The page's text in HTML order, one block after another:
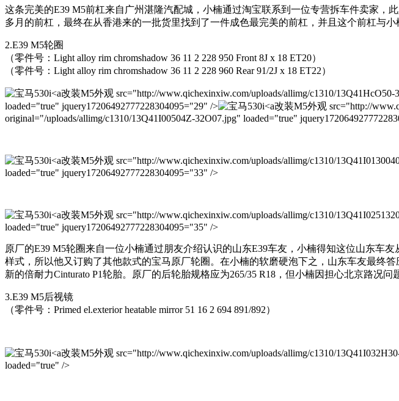
这条完美的E39 M5前杠来自广州湛隆汽配城，小楠通过淘宝联系到一位专营拆车件卖家
多月的前杠，最终在从香港来的一批货里找到了一件成色最完美的前杠，并且这个前杠与
2.E39 M5轮圈
（零件号：Light alloy rim chromshadow 36 11 2 228 950 Front 8J x 18 ET20）
（零件号：Light alloy rim chromshadow 36 11 2 228 960 Rear 91/2J x 18 ET22）
改装M5外观 src="http://www.qichexinxiw.com/uploads/allimg/c1310/
loaded="true" jquery17206492777228304095="29" />
改装M5外观 src="http://
original="/uploads/allimg/c1310/13Q41I00504Z-32O07.jpg" loaded="true"
改装M5外观 src="http://www.qichexinxiw.com/uploads/allimg/c1310/
loaded="true" jquery17206492777228304095="33" />
改装M5外观 src="http://www.qichexinxiw.com/uploads/allimg/c1310/
loaded="true" jquery17206492777228304095="35" />
原厂的E39 M5轮圈来自一位小楠通过朋友介绍认识的山东E39车友，小楠得知这位山东车
样式，所以他又订购了其他款式的宝马原厂轮圈。在小楠的软磨硬泡下之，山东车友最终
新的倍耐力Cinturato P1轮胎。原厂的后轮胎规格应为265/35 R18，但小楠因担心北京路况
3.E39 M5后视镜
（零件号：Primed el.exterior heatable mirror 51 16 2 694 891/892）
改装M5外观 src="http://www.qichexinxiw.com/uploads/allimg/c1310/
loaded="true" />